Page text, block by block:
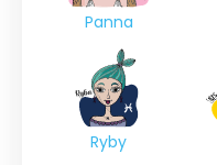
Panna
Ryby